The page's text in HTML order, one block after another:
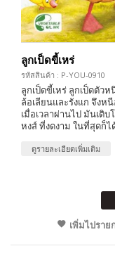
ลูกเป็ดขี้เหร่
รหัสสินค้า : P-YOU-0910
ลูกเป็ดขี้เหร่ ลูกเป็ดตัว
ล้อเลียนและรังแก จึงห
เมื่อเวลาผ่านไป มันเติ
หงส์ ที่งดงาม ในที่สุดก็
ดูรายละเอียดเพิ่มเติม
เพิ่มไปราย